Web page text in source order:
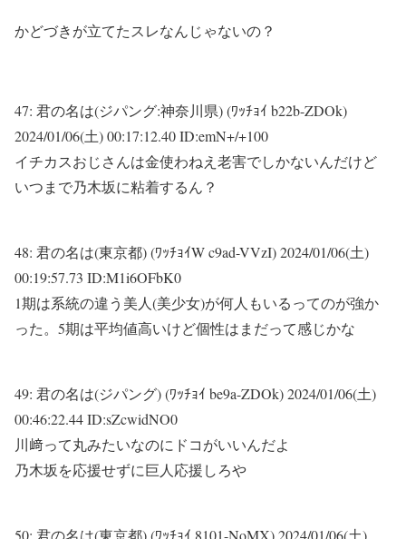
かどづきが立てたスレなんじゃないの？
47: 君の名は(ジパング:神奈川県) (ﾜｯﾁｮｲ b22b-ZDOk)
2024/01/06(土) 00:17:12.40 ID:emN+/+100
イチカスおじさんは金使わねえ老害でしかないんだけど
いつまで乃木坂に粘着するん？
48: 君の名は(東京都) (ﾜｯﾁｮｲW c9ad-VVzI)2024/01/06(土)
00:19:57.73 ID:M1i6OFbK0
1期は系統の違う美人(美少女)が何人もいるってのが強か
った。5期は平均値高いけど個性はまだって感じかな
49: 君の名は(ジパング) (ﾜｯﾁｮｲ be9a-ZDOk)2024/01/06(土)
00:46:22.44 ID:sZcwidNO0
川﨑って丸みたいなのにドコがいいんだよ
乃木坂を応援せずに巨人応援しろや
50: 君の名は(東京都) (ﾜｯﾁｮｲ 8101-NoMX)2024/01/06(土)